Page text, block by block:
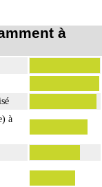
à
à